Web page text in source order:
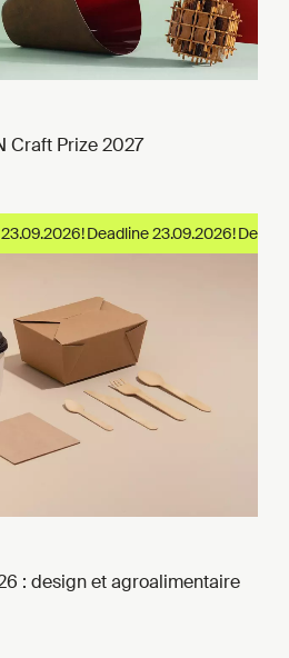
Craft Prize 2027
: design et agroalimentaire